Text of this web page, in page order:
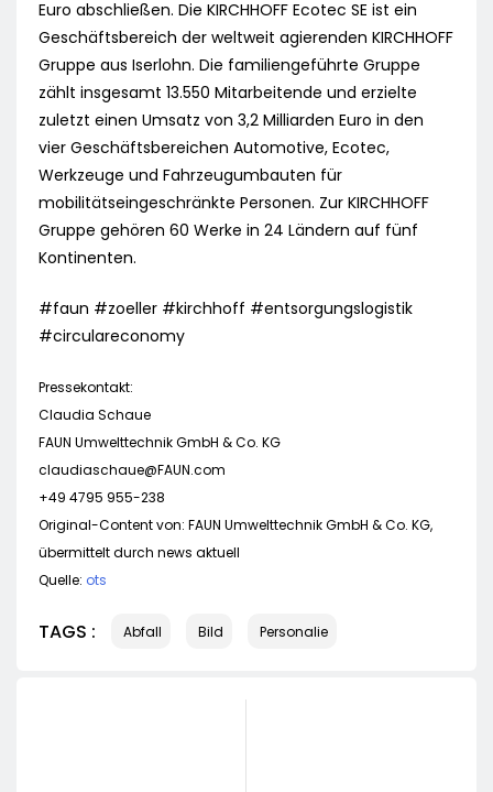
Euro abschließen. Die KIRCHHOFF Ecotec SE ist ein
Geschäftsbereich der weltweit agierenden KIRCHHOFF
Gruppe aus Iserlohn. Die familiengeführte Gruppe
zählt insgesamt 13.550 Mitarbeitende und erzielte
zuletzt einen Umsatz von 3,2 Milliarden Euro in den
vier Geschäftsbereichen Automotive, Ecotec,
Werkzeuge und Fahrzeugumbauten für
mobilitätseingeschränkte Personen. Zur KIRCHHOFF
Gruppe gehören 60 Werke in 24 Ländern auf fünf
Kontinenten.
#faun #zoeller #kirchhoff #entsorgungslogistik
#circulareconomy
Pressekontakt:
Claudia Schaue
FAUN Umwelttechnik GmbH & Co. KG
claudiaschaue@FAUN.com
+49 4795 955-238
Original-Content von: FAUN Umwelttechnik GmbH & Co. KG,
übermittelt durch news aktuell
Quelle: ots
TAGS : Abfall Bild Personalie